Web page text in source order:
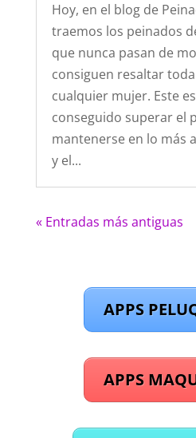
Hoy, en el blog de
traemos los peinados
que nunca pasan de
consiguen resaltar
cualquier mujer. Este
conseguido superar el
mantenerse en lo más
y el...
« Entradas más antiguas
APPS
APPS